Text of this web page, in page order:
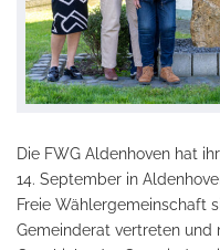
Die FWG Aldenhoven hat
14. September in
Freie Wählergemeinschaft
Gemeinderat vertreten und